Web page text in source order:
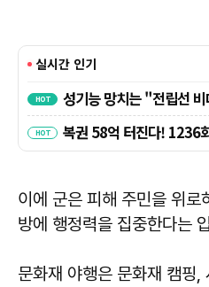
이에 군은 피해 주민을 위로
방에 행정력을 집중한다는
문화재 야행은 문화재 캠핑,